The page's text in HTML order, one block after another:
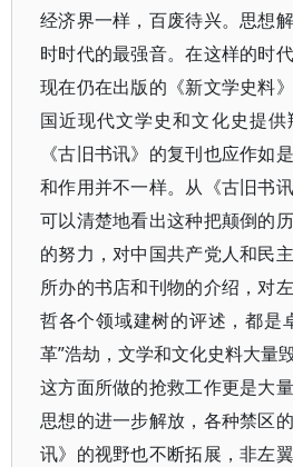
经济界一样，百废待兴。思想
时时代的最强音。在这样的时
现在仍在出版的《新文学史料
国近现代文学史和文化史提
《古旧书讯》的复刊也应作如
和作用并不一样。从《古旧书
可以清楚地看出这种把颠倒的
的努力，对中国共产党人和民
所办的书店和刊物的介绍，对
哲各个领域建树的评述，都是
革”浩劫，文学和文化史料大量
这方面所做的抢救工作更是大
思想的进一步解放，各种禁区
讯》的视野也不断拓展，非左